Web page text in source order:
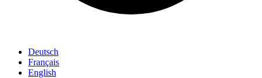
Deutsch
Français
English